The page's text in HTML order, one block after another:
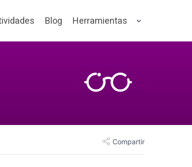
Blog Herramientas
Compartir